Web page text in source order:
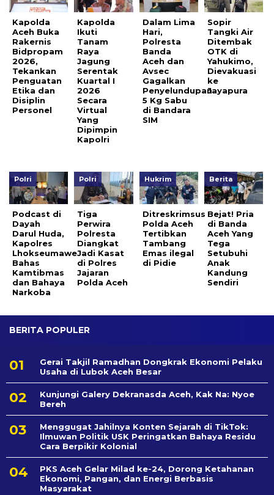
Kapolda
Aceh Buka
Rakernis
Bidpropam
2026,
Tekankan
Penguatan
Etika dan
Disiplin
Personel
Kapolda
Ikuti
Tanam
Raya
Jagung
Serentak
Kuartal I
2026
Secara
Virtual
Yang
Dipimpin
Kapolri
Dalam Lima
Hari,
Polresta
Banda
Aceh dan
Avsec
Gagalkan
Penyelundupan
5 Kg Sabu
di Bandara
SIM
Sopir
Tangki Air
Ditembak
OTK di
Yahukimo,
Dievakuasi
ke
Jayapura
Polri
Podcast di
Dayah
Darul Huda,
Kapolres
Lhokseumawe
Bahas
Kamtibmas
dan Bahaya
Narkoba
Polri
Tiga
Perwira
Polresta
Diangkat
Jadi Kasat
di Polres
Jajaran
Polda Aceh
Hukrim
Ditreskrimsus
Polda Aceh
Tertibkan
Tambang
Emas ilegal
di Pidie
Berita
Bejat! Pria
di Banda
Aceh Yang
Tega
Setubuhi
Anak
Kandung
Sendiri
BERITA POPULER
Gerai Takjil Ramadhan Dongkrak Ekonomi Pelaku
Usaha di Lubok Aceh Besar
Kunjungi Galery Dekranasda Aceh, Kak Na: Nyoe
Bereh
Menggugat Jahilnya Konten Sejarah di TikTok:
Ilmuwan Politik USK Peringatkan Bahaya Residu
Cara Berpikir Kolonial
PKS Aceh Gelar Milad ke-24, Dorong Ketahanan
Ekonomi, Pangan, dan Energi Berbasis
Masyarakat